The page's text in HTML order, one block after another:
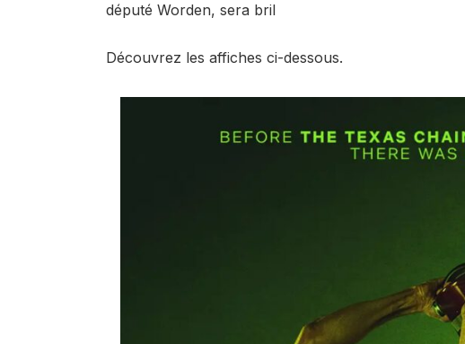
député Worden, sera bril
Découvrez les affiches ci-dessous.